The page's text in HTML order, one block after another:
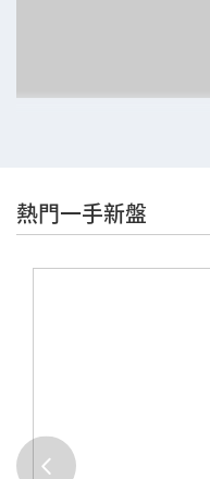
熱門一手新盤